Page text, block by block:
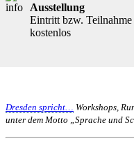
Ausstellung
Eintritt bzw. Teilnahme
kostenlos
Dresden spricht…
Workshops,
unter dem Motto „Sprache und